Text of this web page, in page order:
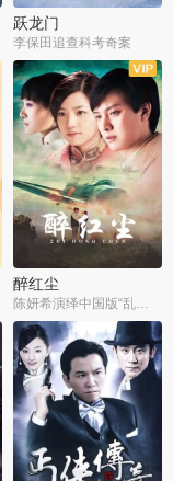
跃龙门
李保田追查科考奇案
全30集
醉红尘
陈妍希演绎中国版“乱世佳人”
全30集